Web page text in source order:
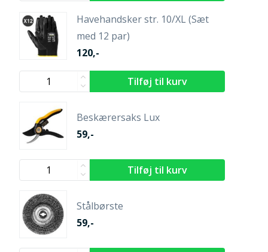
Havehandsker str. 10/XL (Sæt
med 12 par)
120,-
Beskærersaks Lux
59,-
Stålbørste
59,-